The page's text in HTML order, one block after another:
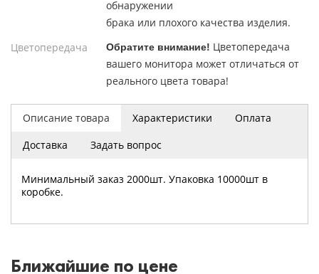
Описание товара Характеристики
Оплата
Доставка
Задать вопрос
Минимальный заказ 2000шт. Упаковка 10000шт в
коробке.
обнаружении
брака или плохого качества изделия.
Цветопередача
Обратите внимание! Цветопередача
вашего монитора может отличаться от
реального цвета товара!
Ближайшие по цене